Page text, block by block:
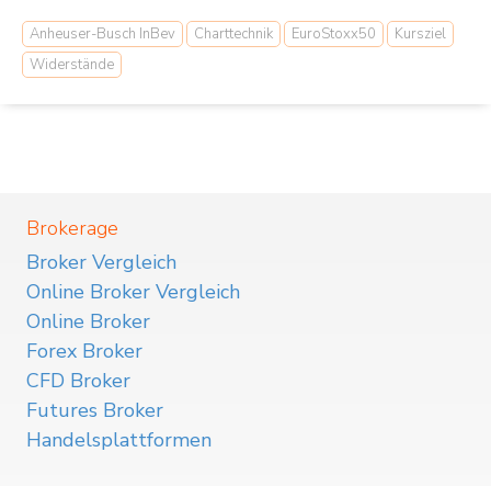
Anheuser-Busch InBev Charttechnik EuroStoxx50
Kursziel
Widerstände
Brokerage
Broker Vergleich
Online Broker Vergleich
Online Broker
Forex Broker
CFD Broker
Futures Broker
Handelsplattformen